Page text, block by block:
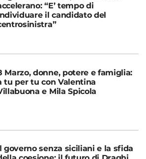
“E’ tempo di
il candidato del
Marzo, donne, potere e famiglia:
tu per tu con Valentina
e Mila Spicola
governo senza siciliani e la sfida